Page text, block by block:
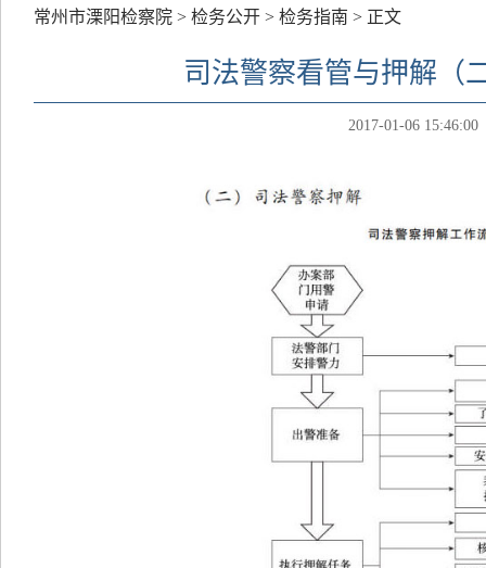
常州市溧阳检察院 > 检务公开 > 检务指南 > 正文
司法警察看管与押解（
2017-01-06 15:46:00